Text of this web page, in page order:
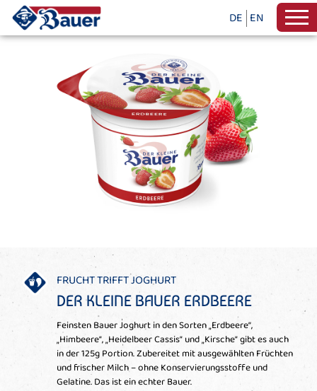
DE EN
FRUCHT TRIFFT JOGHURT
DER KLEINE BAUER ERDBEERE
Feinsten Bauer Joghurt in den Sorten „Erdbeere“,
„Himbeere“, „Heidelbeer Cassis“ und „Kirsche“ gibt es auch
in der 125g Portion. Zubereitet mit ausgewählten Früchten
und frischer Milch – ohne Konservierungsstoffe und
Gelatine. Das ist ein echter Bauer.